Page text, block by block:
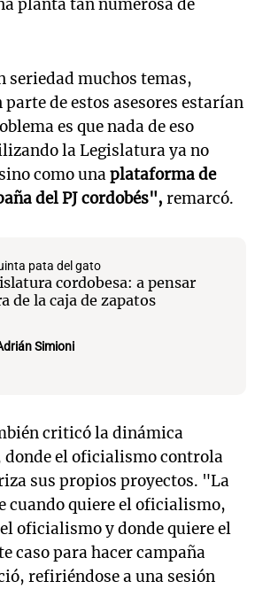
planta tan numerosa de
seriedad muchos temas,
de estos asesores estarían
es que nada de eso
la Legislatura ya no
como unaplataforma de
del PJ cordobés", remarcó.
pata del gato
cordobesa: a pensar
de la caja de zapatos
Simioni
criticó la dinámica
el oficialismo controla
sus propios proyectos. "La
cuando quiere el oficialismo,
oficialismo y donde quiere el
caso para hacer campaña
refiriéndose a una sesión